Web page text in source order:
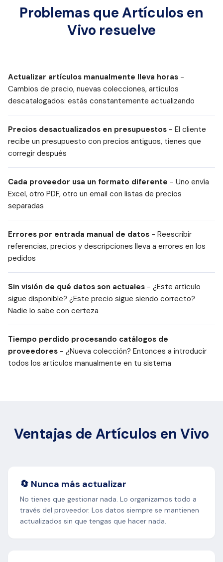
Problemas que Artículos en
Vivo resuelve
Actualizar artículos manualmente lleva horas -
Cambios de precio, nuevas colecciones, artículos
descatalogados: estás constantemente actualizando
Precios desactualizados en presupuestos - El cliente
recibe un presupuesto con precios antiguos, tienes que
corregir después
Cada proveedor usa un formato diferente - Uno envía
Excel, otro PDF, otro un email con listas de precios
separadas
Errores por entrada manual de datos - Reescribir
referencias, precios y descripciones lleva a errores en los
pedidos
Sin visión de qué datos son actuales - ¿Este artículo
sigue disponible? ¿Este precio sigue siendo correcto?
Nadie lo sabe con certeza
Tiempo perdido procesando catálogos de
proveedores - ¿Nueva colección? Entonces a introducir
todos los artículos manualmente en tu sistema
Ventajas de Artículos en Vivo
🔄 Nunca más actualizar
No tienes que gestionar nada. Lo organizamos todo a
través del proveedor. Los datos siempre se mantienen
actualizados sin que tengas que hacer nada.